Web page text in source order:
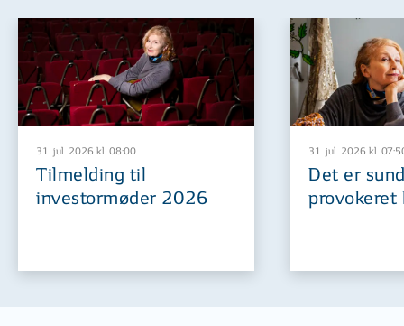
31. jul. 2026 kl. 08:00
Tilmelding til
investormøder 2026
31. jul. 2026 kl.
Det er
provokeret